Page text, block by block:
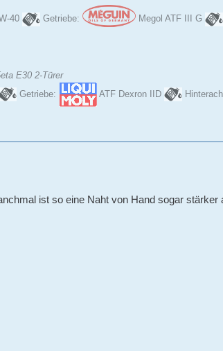
40 Getriebe: Megol ATF III G
E30 2-Türer
Getriebe: ATF Dexron IID
ist so eine Naht von Hand sogar